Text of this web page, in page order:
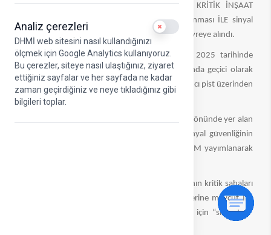
Analiz çerezleri Use setting
DHMİ web sitesini nasıl kullandığınızı
ölçmek için Google Analytics kullanıyoruz.
Bu çerezler, siteye nasıl ulaştığınız, ziyaret
ettiğiniz sayfalar ve her sayfada ne kadar
zaman geçirdiğiniz ve neye tıkladığınız gibi
bilgileri toplar.
hizmet dışı bırakılan aletli iniş sistemi (ILS), KRİTİK İNŞAAT
İŞLERİNİN YAPILMASI VE kritik sahaların korunması İLE sinyal
güvenliğinin sağlanmasının ardından yeniden devreye alındı.
Diyarbakır Havalimanı’nın ana pisti, 2 Aralık 2025 tarihinde
başlatılan inşaat ve bakım çalışmaları kapsamında geçici olarak
hizmete kapatılmasının ardından, uçuşlar yardımcı pist üzerinden
gerçekleştirilmeye başlanmıştı.
Ana pistteki çalışmalar sırasında, ILS cihazlarının önünde yer alan
kritik ve hassas alanların etkilenebileceği ve sinyal güvenliğinin
riske girebileceği değerlendirilerek sistem NOTAM yayımlanarak
Devam eden teknik düzenlemelerle ILS altyapısının kritik sahaları
korunarak sinyal güvenliği sağlandı. Bunun üzerine mevcut ILS
sistemi yeniden devreye alınarak yardımcı pist için “side-step”